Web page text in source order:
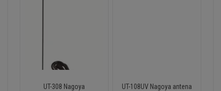
UT-308 Nagoya
UT-108UV Nagoya antena